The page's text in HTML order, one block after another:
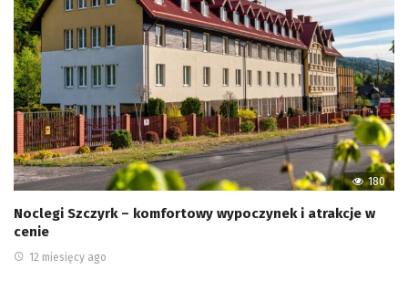
180
Noclegi Szczyrk – komfortowy wypoczynek i atrakcje w
cenie
12 miesięcy ago